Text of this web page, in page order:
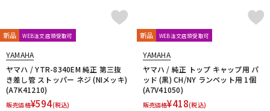
新品 WEB注文店頭受取可
YAMAHA
ヤマハ / YTR-8340EM 純正 第三抜
き差し管 ストッパー ネジ (NIメッキ)
(A7K41210)
販売価格¥594(税込)
新品 WEB注文店頭受取可
YAMAHA
ヤマハ / 純正 トップ キャップ用 パ
ッド (黒) CH/NY ランペット用 1個
(A7V41050)
販売価格¥418(税込)